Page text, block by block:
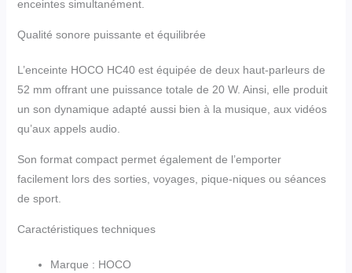
enceintes simultanément.
Qualité sonore puissante et équilibrée
L’enceinte HOCO HC40 est équipée de deux haut-parleurs de
52 mm offrant une puissance totale de 20 W. Ainsi, elle produit
un son dynamique adapté aussi bien à la musique, aux vidéos
qu’aux appels audio.
Son format compact permet également de l’emporter
facilement lors des sorties, voyages, pique-niques ou séances
de sport.
Caractéristiques techniques
Marque : HOCO